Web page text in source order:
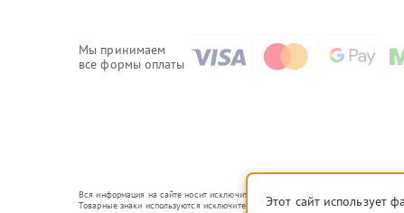
Мы принимаем
все формы оплаты
Вся информация на сайте носит исключительно справочный характер.
Товарные знаки используются исключительно для описания устройств, в
Этот сайт использует